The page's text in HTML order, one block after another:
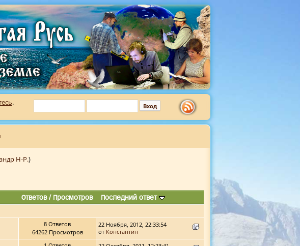
.
Н-Р.)
Ответов/ Просмотров Последний ответ
8 Ответов
64262 Просмотров
22 Ноября, 2012, 22:33:54
от Константин